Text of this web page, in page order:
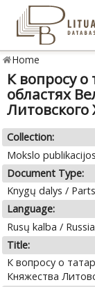
Home
К вопросу о
областях
Литовского
Collection:
Mokslo
Document Type:
Knygų dalys /
Language:
Rusų kalba /
Title:
К вопросу о
Княжества